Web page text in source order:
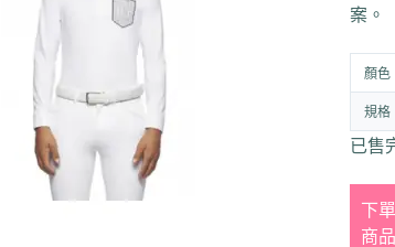
案。
顏色
規格
已售
下
商